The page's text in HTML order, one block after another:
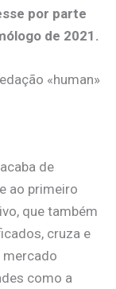
por parte
de 2021.
«human»
de
ao primeiro
que também
cruza e
mercado
como a